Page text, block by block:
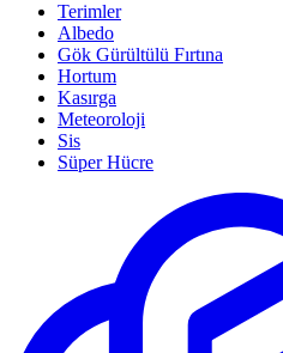
Terimler
Albedo
Gök Gürültülü Fırtına
Hortum
Kasırga
Meteoroloji
Sis
Süper Hücre